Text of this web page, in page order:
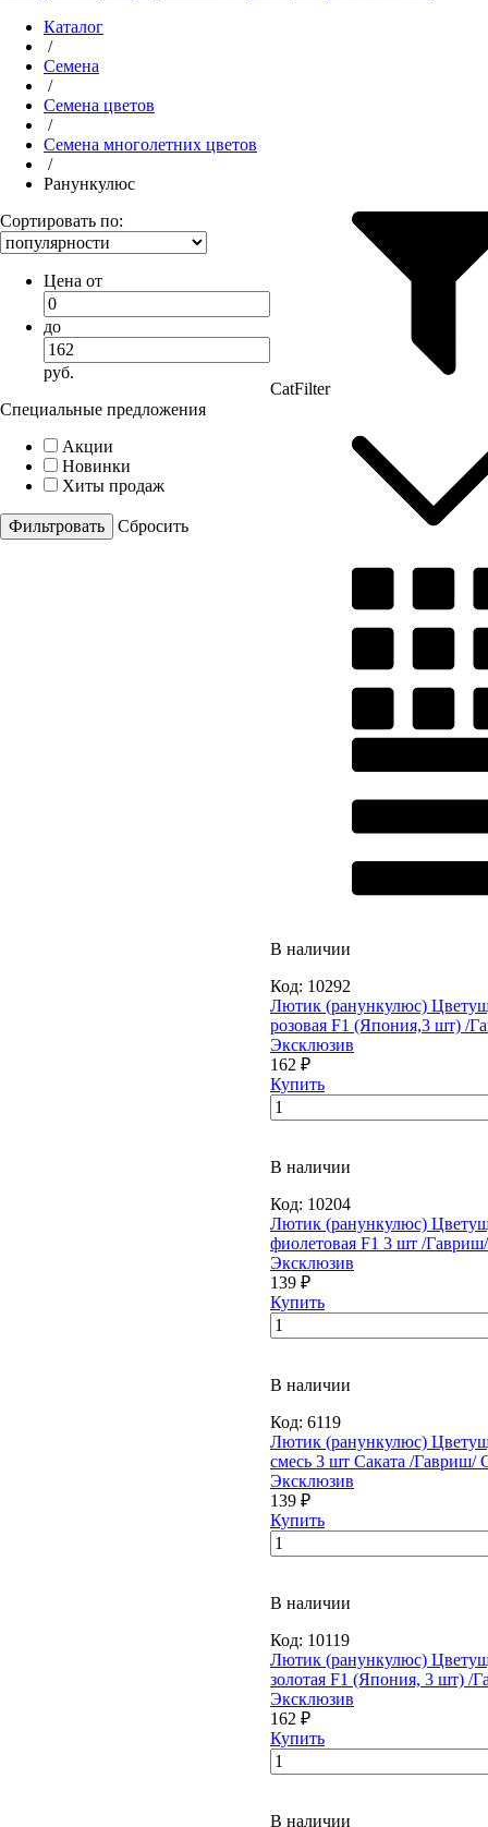
Каталог
/
Семена
/
Семена цветов
/
Семена многолетних цветов
/
Ранункулюс
Сортировать по:
Цена от
до
руб.
Специальные предложения
Акции
Новинки
Хиты продаж
Cбросить
CatFilter
В наличии
Код: 10292
Лютик (ранункулюс)
розовая F1 (Япония,3 шт) /
Эксклюзив
162 ₽
Купить
В наличии
Код: 10204
Лютик (ранункулюс)
фиолетовая F1 3 шт /
Эксклюзив
139 ₽
Купить
В наличии
Код: 6119
Лютик (ранункулюс)
смесь 3 шт Саката /Гавриш/
Эксклюзив
139 ₽
Купить
В наличии
Код: 10119
Лютик (ранункулюс)
золотая F1 (Япония, 3 шт) /
Эксклюзив
162 ₽
Купить
В наличии